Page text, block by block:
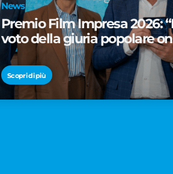
News
Premio Film Impresa 2026:
voto della giuria popolare
Scopri di più